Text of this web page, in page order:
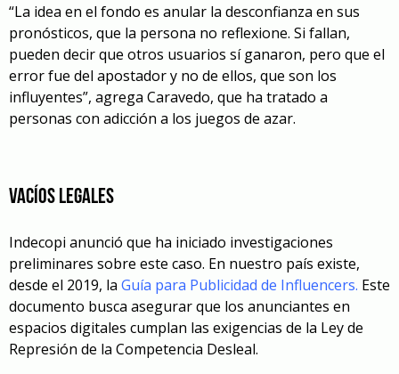
“La idea en el fondo es anular la desconfianza en sus
pronósticos, que la persona no reflexione. Si fallan,
pueden decir que otros usuarios sí ganaron, pero que el
error fue del apostador y no de ellos, que son los
influyentes”, agrega Caravedo, que ha tratado a
personas con adicción a los juegos de azar.
Vacíos legales
Indecopi anunció que ha iniciado investigaciones
preliminares sobre este caso. En nuestro país existe,
desde el 2019, la Guía para Publicidad de Influencers. Este
documento busca asegurar que los anunciantes en
espacios digitales cumplan las exigencias de la Ley de
Represión de la Competencia Desleal.